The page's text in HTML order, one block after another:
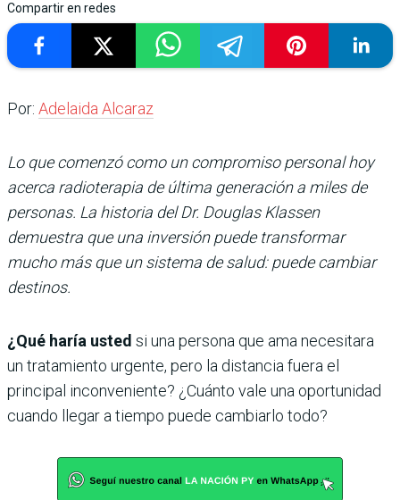
Compartir en redes
Por: Adelaida Alcaraz
Lo que comenzó como un compromiso personal hoy
acerca radioterapia de última generación a miles de
personas. La historia del Dr. Douglas Klassen
demuestra que una inversión puede transformar
mucho más que un sistema de salud: puede cambiar
destinos.
¿Qué haría usted si una persona que ama necesitara
un tratamiento urgente, pero la distancia fuera el
principal inconveniente? ¿Cuánto vale una oportunidad
cuando llegar a tiempo puede cambiarlo todo?